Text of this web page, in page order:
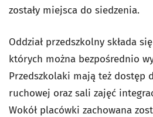
zostały miejsca do siedzenia.
Oddział przedszkolny składa
których można bezpośrednio
Przedszkolaki mają też dostęp
ruchowej oraz sali zajęć
Wokół placówki zachowana